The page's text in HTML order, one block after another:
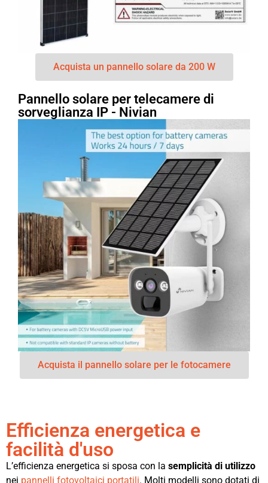
Acquista un pannello solare da 200 W
Pannello solare per telecamere di
sorveglianza IP - Nivian
Acquista il pannello solare per le fotocamere
Efficienza energetica e
facilità d'uso
L’efficienza energetica si sposa con la semplicità di utilizzo
nei pannelli fotovoltaici portatili. Molti modelli sono dotati di